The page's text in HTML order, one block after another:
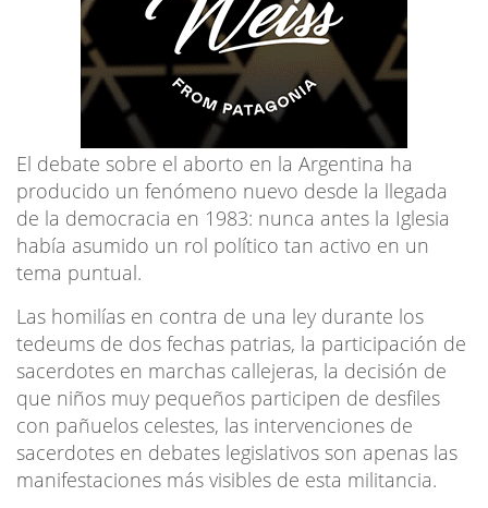
El debate sobre el aborto en la Argentina ha
producido un fenómeno nuevo desde la llegada
de la democracia en 1983: nunca antes la Iglesia
había asumido un rol político tan activo en un
tema puntual.
Las homilías en contra de una ley durante los
tedeums de dos fechas patrias, la participación de
sacerdotes en marchas callejeras, la decisión de
que niños muy pequeños participen de desfiles
con pañuelos celestes, las intervenciones de
sacerdotes en debates legislativos son apenas las
manifestaciones más visibles de esta militancia.